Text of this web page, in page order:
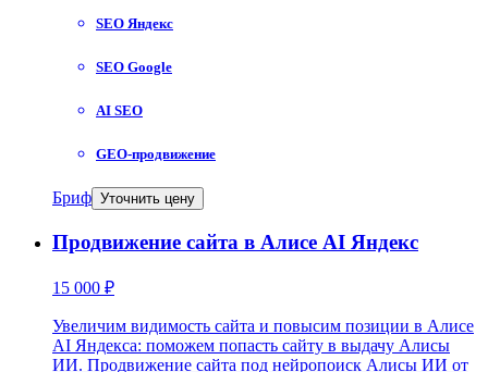
SEO Яндекс
SEO Google
AI SEO
GEO-продвижение
Бриф Уточнить цену
Продвижение сайта в Алисе AI Яндекс
15 000 ₽
Увеличим видимость сайта и повысим позиции в Алисе
AI Яндекса: поможем попасть сайту в выдачу Алисы
ИИ. Продвижение сайта под нейропоиск Алисы ИИ от